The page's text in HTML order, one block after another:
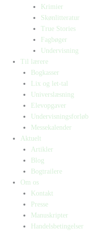
Krimier
Skønlitteratur
True Stories
Fagbøger
Undervisning
Til lærere
Bogkasser
Lix og let-tal
Universlæsning
Elevopgaver
Undervisningsforløb
Messekalender
Aktuelt
Artikler
Blog
Bogtrailere
Om os
Kontakt
Presse
Manuskripter
Handelsbetingelser